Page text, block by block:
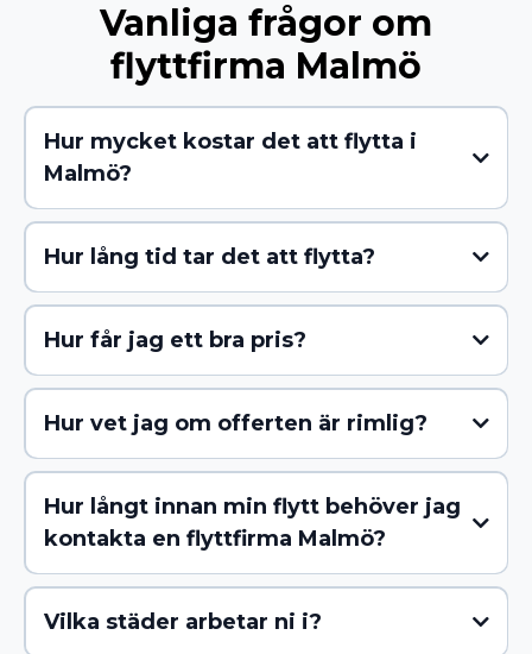
Vanliga frågor om
flyttfirma Malmö
Hur mycket kostar det att flytta i
Malmö?
Hur lång tid tar det att flytta?
Hur får jag ett bra pris?
Hur vet jag om offerten är rimlig?
Hur långt innan min flytt behöver jag
kontakta en flyttfirma Malmö?
Vilka städer arbetar ni i?